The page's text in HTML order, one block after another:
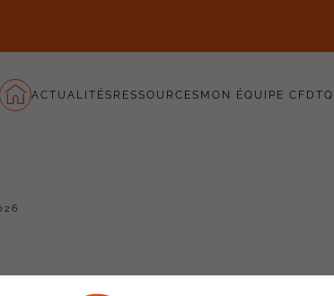
ACTUALITÉS RESSOURCES MON ÉQUIPE CFDT